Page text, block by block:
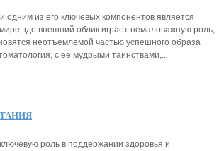
из его ключевых компонентов является
где внешний облик играет немаловажную роль,
неотъемлемой частью успешного образа
с ее мудрыми таинствами,...
роль в поддержании здоровья и